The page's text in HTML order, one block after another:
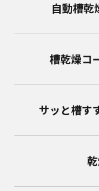
自動槽乾
槽乾燥コ
サッと槽す